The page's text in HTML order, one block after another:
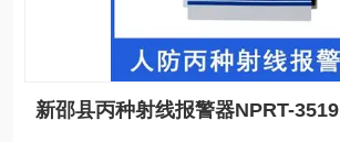
新邵县丙种射线报警器NPRT-3519